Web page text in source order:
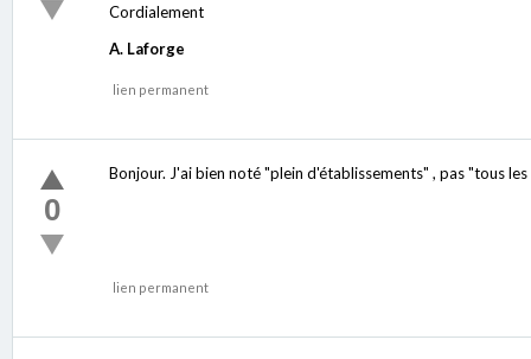
Cordialement
A. Laforge
lien permanent
0
Bonjour. J'ai bien noté "plein d'établissements" , pas "tous
lien permanent